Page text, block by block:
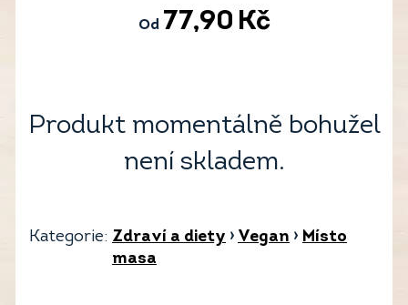
Od 77,90 Kč
Produkt momentálně bohužel
není skladem.
Kategorie: Zdraví a diety › Vegan › Místo
masa